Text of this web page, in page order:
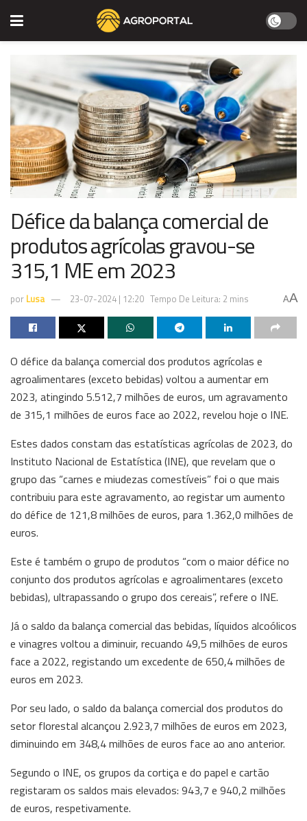
Défice da balança comercial de
produtos agrícolas gravou-se
315,1 ME em 2023
por Lusa 23-07-2024 | 12:20 Tempo De Leitura: 2 mins AA
O défice da balança comercial dos produtos agrícolas e
agroalimentares (exceto bebidas) voltou a aumentar em
2023, atingindo 5.512,7 milhões de euros, um agravamento
de 315,1 milhões de euros face ao 2022, revelou hoje o INE.
Estes dados constam das estatísticas agrícolas de 2023, do
Instituto Nacional de Estatística (INE), que revelam que o
grupo das “carnes e miudezas comestíveis” foi o que mais
contribuiu para este agravamento, ao registar um aumento
do défice de 121,8 milhões de euros, para 1.362,0 milhões de
euros.
Este é também o grupo de produtos “com o maior défice no
conjunto dos produtos agrícolas e agroalimentares (exceto
bebidas), ultrapassando o grupo dos cereais”, refere o INE.
Já o saldo da balança comercial das bebidas, líquidos alcoólicos
e vinagres voltou a diminuir, recuando 49,5 milhões de euros
face a 2022, registando um excedente de 650,4 milhões de
euros em 2023.
Por seu lado, o saldo da balança comercial dos produtos do
setor florestal alcançou 2.923,7 milhões de euros em 2023,
diminuindo em 348,4 milhões de euros face ao ano anterior.
Segundo o INE, os grupos da cortiça e do papel e cartão
registaram os saldos mais elevados: 943,7 e 940,2 milhões
de euros, respetivamente.